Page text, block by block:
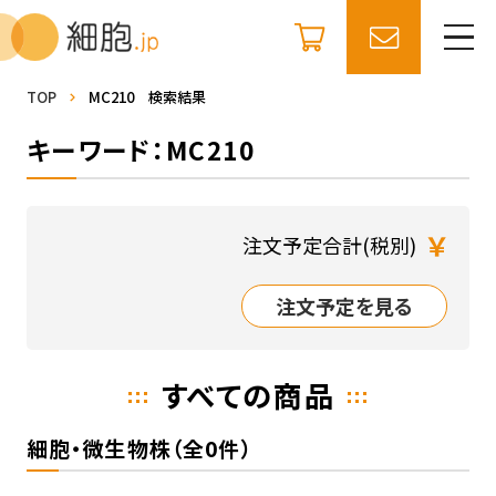
TOP MC210 検索結果
キーワード：MC210
注文予定合計(税別) ￥
注文予定を見る
すべての商品
細胞・微生物株（全0件）